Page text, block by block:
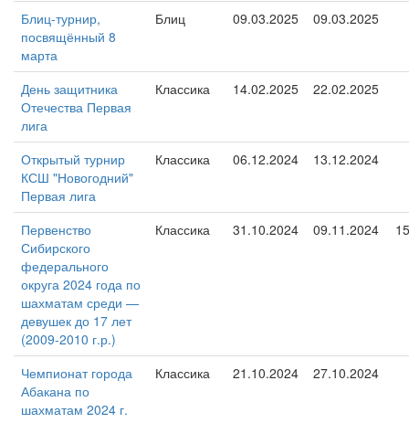
Блиц-турнир,
посвящённый 8
марта
Блиц 09.03.2025 09.03.2025
День защитника
Отечества Первая
лига
Классика 14.02.2025 22.02.2025
Открытый турнир
КСШ "Новогодний"
Первая лига
Классика 06.12.2024 13.12.2024
Первенство
Сибирского
федерального
округа 2024 года по
шахматам среди —
девушек до 17 лет
(2009-2010 г.р.)
Классика 31.10.2024 09.11.2024 15
Чемпионат города
Абакана по
шахматам 2024 г.
Классика 21.10.2024 27.10.2024